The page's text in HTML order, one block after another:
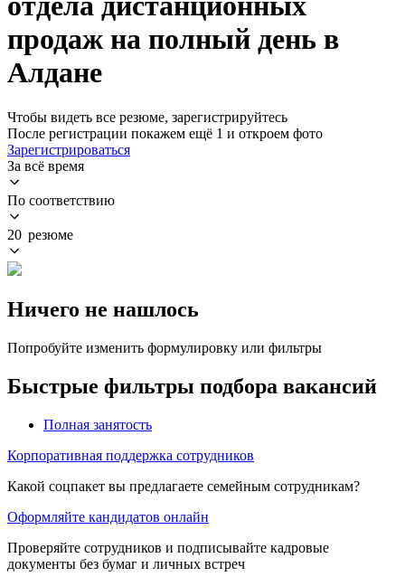
продаж на полный день в
Алдане
Чтобы видеть все резюме, зарегистрируйтесь
После регистрации покажем ещё 1 и откроем фото
Зарегистрироваться
За всё время
По соответствию
20 резюме
Ничего не нашлось
Попробуйте изменить формулировку или фильтры
Быстрые фильтры подбора вакансий
Полная занятость
Корпоративная поддержка сотрудников
Какой соцпакет вы предлагаете семейным сотрудникам?
Оформляйте кандидатов онлайн
Проверяйте сотрудников и подписывайте кадровые
документы без бумаг и личных встреч